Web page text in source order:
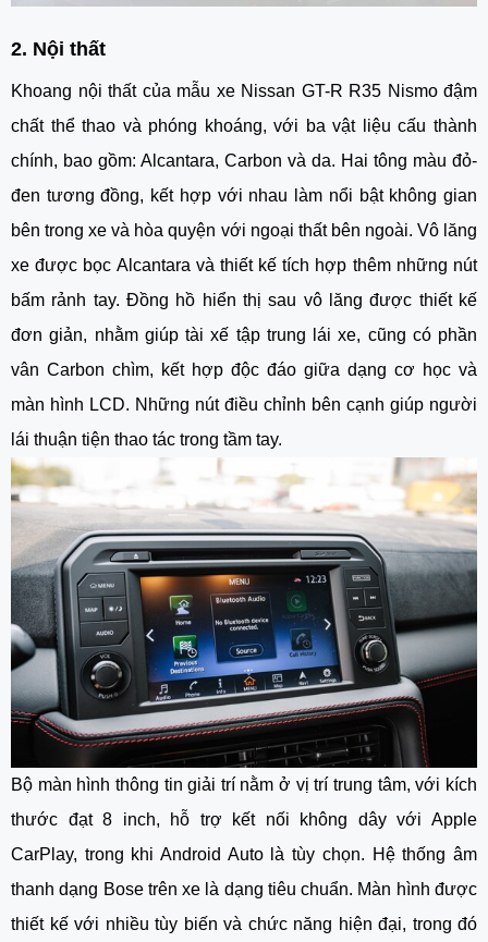
2. Nội thất
Khoang nội thất của mẫu xe Nissan GT-R R35 Nismođậm
chất thể thao và phóng khoáng, với ba vật liệu cấu thành
chính, bao gồm: Alcantara, Carbon và da. Hai tông màu đỏ-
đen tương đồng, kết hợp với nhau làm nổi bật không gian
bên trong xe và hòa quyện với ngoại thất bên ngoài. Vô lăng
xe được bọc Alcantara và thiết kế tích hợp thêm những nút
bấm rảnh tay. Đồng hồ hiển thị sau vô lăng được thiết kế
đơn giản, nhằm giúp tài xế tập trung lái xe, cũng có phần
vân Carbon chìm, kết hợp độc đáo giữa dạng cơ học và
màn hình LCD. Những nút điều chỉnh bên cạnh giúp người
lái thuận tiện thao tác trong tầm tay.
Bộ màn hình thông tin giải trí nằm ở vị trí trung tâm, với kích
thước đạt 8 inch, hỗ trợ kết nối không dây với Apple
CarPlay, trong khi Android Auto là tùy chọn. Hệ thống âm
thanh dạng Bose trên xe là dạng tiêu chuẩn. Màn hình được
thiết kế với nhiều tùy biến và chức năng hiện đại, trong đó